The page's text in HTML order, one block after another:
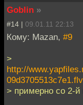
Goblin »
#14 | 09.01.11 22:13
Кому: Mazan, #9
>
http://
> примерно со 2-